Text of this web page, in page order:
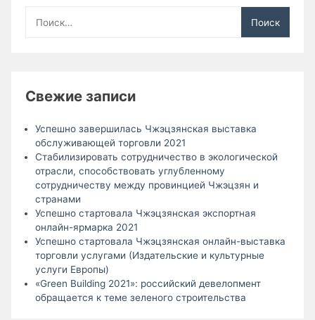
Свежие записи
Успешно завершилась Чжэцзянская выставка
обслуживающей торговли 2021
Стабилизировать сотрудничество в экологической
отрасли, способствовать углубленному
сотрудничеству между провинцией Чжэцзян и
странами
Успешно стартовала Чжэцзянская экспортная
онлайн-ярмарка 2021
Успешно стартовала Чжэцзянская онлайн-выставка
торговли услугами (Издательские и культурные
услуги Европы)
«Green Building 2021»: российский девелопмент
обращается к теме зеленого строительства